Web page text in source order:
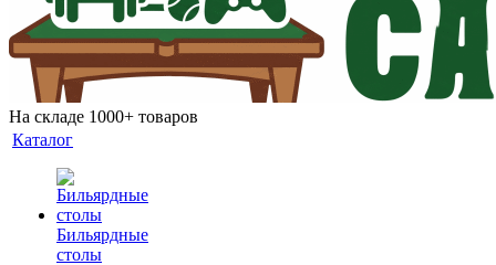
На складе 1000+ товаров
Каталог
Бильярдные
столы